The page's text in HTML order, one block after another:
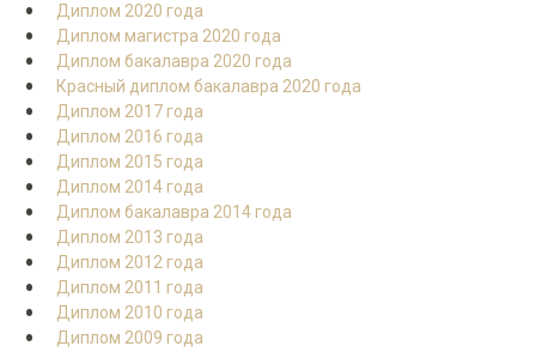
Диплом 2020 года
Диплом магистра 2020 года
Диплом бакалавра 2020 года
Красный диплом бакалавра 2020 года
Диплом 2017 года
Диплом 2016 года
Диплом 2015 года
Диплом 2014 года
Диплом бакалавра 2014 года
Диплом 2013 года
Диплом 2012 года
Диплом 2011 года
Диплом 2010 года
Диплом 2009 года